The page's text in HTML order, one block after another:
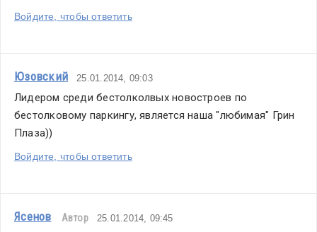
Войдите, чтобы ответить
Юзовский 25.01.2014, 09:03
Лидером среди бестолколвых новостроев по
бестолковому паркингу, является наша "любимая" Грин
Плаза))
Войдите, чтобы ответить
Ясенов Автор 25.01.2014, 09:45